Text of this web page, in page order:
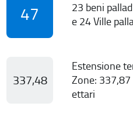
47
23 beni
e 24 Ville
337,48
Estensione
Zone:
ettari